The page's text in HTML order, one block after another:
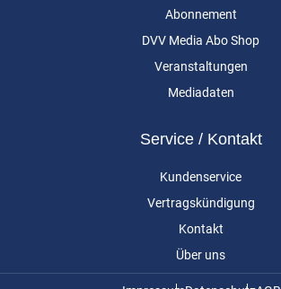
Abonnement
DVV Media Abo Shop
Veranstaltungen
Mediadaten
Service / Kontakt
Kundenservice
Vertragskündigung
Kontakt
Über uns